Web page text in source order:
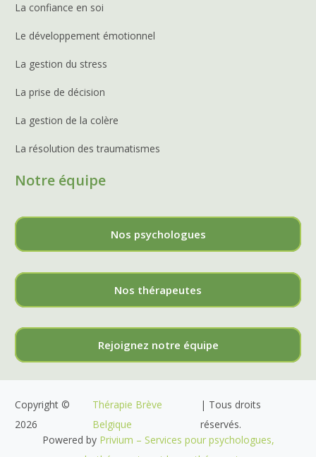
La confiance en soi
Le développement émotionnel
La gestion du stress
La prise de décision
La gestion de la colère
La résolution des traumatismes
Notre équipe
Nos psychologues
Nos thérapeutes
Rejoignez notre équipe
Copyright ©
2026
Thérapie Brève
Belgique
| Tous droits
réservés.
Powered by Privium – Services pour psychologues,